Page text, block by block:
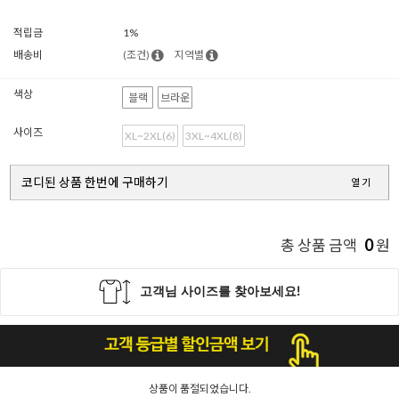
적립금
1%
배송비
(조건) 지역별
색상 블랙 브라운
사이즈 XL~2XL(6) 3XL~4XL(8)
코디된 상품 한번에 구매하기 열기
총 상품 금액 0원
상품이 품절되었습니다.